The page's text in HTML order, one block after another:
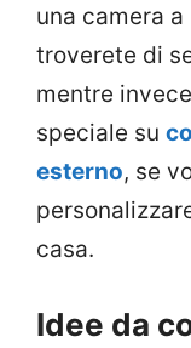
una camera
troverete di
mentre
speciale su
esterno, se
casa.
Idee da